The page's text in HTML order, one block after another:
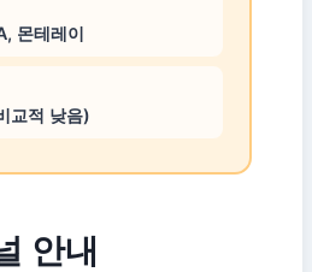
몬테레이
교적 낮음)
안내